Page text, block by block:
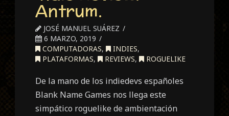
Antrum.
JOSÉ MANUEL SUÁREZ
6 MARZO, 2019
COMPUTADORAS, INDIES,
PLATAFORMAS, REVIEWS, ROGUELIKE
De la mano de los indiedevs españoles
Blank Name Games nos llega este
simpático roguelike de ambientación